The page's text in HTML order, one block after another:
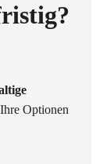
Optionen